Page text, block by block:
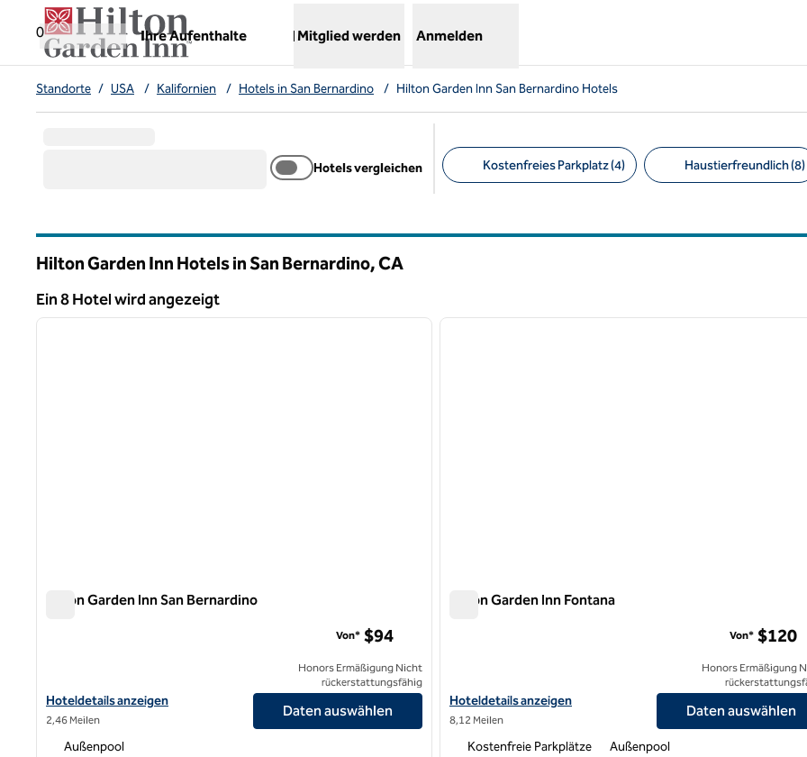
Weiter zum Inhalt
0
Ihre Aufenthalte
,öffnet neue Registerkarte
Mitglied werden Anmelden
Standorte / USA / Kalifornien / Hotels in San Bernardino / Hilton Garden Inn San Bernardino Hotels
Hotels vergleichen Kostenfreies Parkplatz (4) Haustierfreundlich (8)
Hilton Garden Inn Hotels in San Bernardino,CA
Ein 8 Hotel wird angezeigt
Ein 8 Hotel wird angezeigt
1 von 12
nächstes Bild
Hilton Garden Inn San Bernardino
Hoteldetails für das Hilton Garden Inn San Bernardino anzeigen
Hoteldetails anzeigen
2,46 Meilen
Von* $94
Honors Ermäßigung Nicht
rückerstattungsfähig
Daten auswählen
Außenpool
1 von 12
Hilton Garden Inn Fontana
Hoteldetails für Hilton Garden Inn Fontana anzeigen
Hoteldetails anzeigen
8,12 Meilen
Von* $120
Honors Ermäßigung
Daten auswählen
Kostenfreie Parkplätze Außenpool